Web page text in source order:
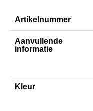
Artikelnummer
Aanvullende
informatie
Kleur